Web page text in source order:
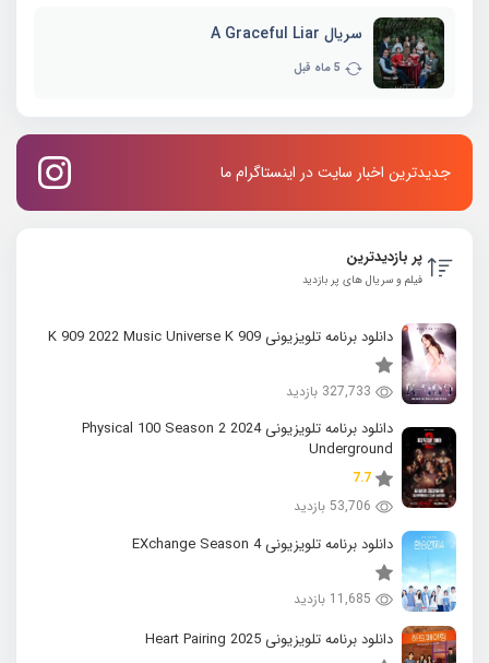
سریال A Graceful Liar
5 ماه قبل
جدیدترین اخبار سایت در اینستاگرام ما
پر بازدیدترین
فیلم و سریال های پر بازدید
دانلود برنامه تلویزیونی K 909 2022 Music Universe K 909
327,733 بازدید
دانلود برنامه تلویزیونی 2024 Physical 100 Season 2
Underground
7.7
53,706 بازدید
دانلود برنامه تلویزیونی EXchange Season 4
11,685 بازدید
دانلود برنامه تلویزیونی 2025 Heart Pairing